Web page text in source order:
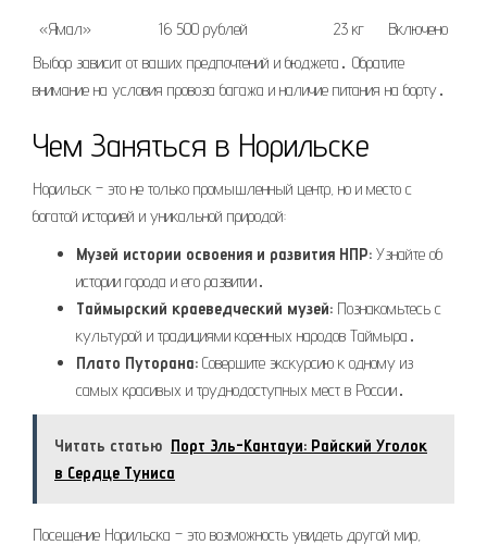
«Ямал» 16 500 рублей 23 кг
Включено
Выбор зависит от ваших предпочтений и бюджета․ Обратите
внимание на условия провоза багажа и наличие питания на борту․
Чем Заняться в Норильске
Норильск – это не только промышленный центр, но и место с
богатой историей и уникальной природой:
Музей истории освоения и развития НПР: Узнайте об
истории города и его развитии․
Таймырский краеведческий музей: Познакомьтесь с
культурой и традициями коренных народов Таймыра․
Плато Путорана: Совершите экскурсию к одному из
самых красивых и труднодоступных мест в России․
Читать статью Порт Эль-Кантауи: Райский Уголок
в Сердце Туниса
Посещение Норильска – это возможность увидеть другой мир,